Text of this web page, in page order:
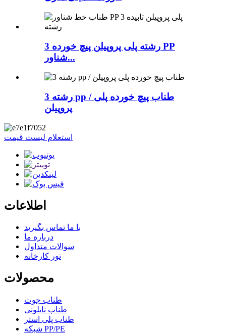
3 رشته پلی پروپیلن پیچ خورده PP
شناور...
3 رشته pp / طناب پیچ خورده پلی
پروپیلن
استعلام لیست قیمت
اطلاعات
با ما تماس بگیرید
درباره ما
سوالات متداول
تور کارخانه
محصولات
طناب جوت
طناب نایلونی
طناب پلی استر
شبکه PP/PE